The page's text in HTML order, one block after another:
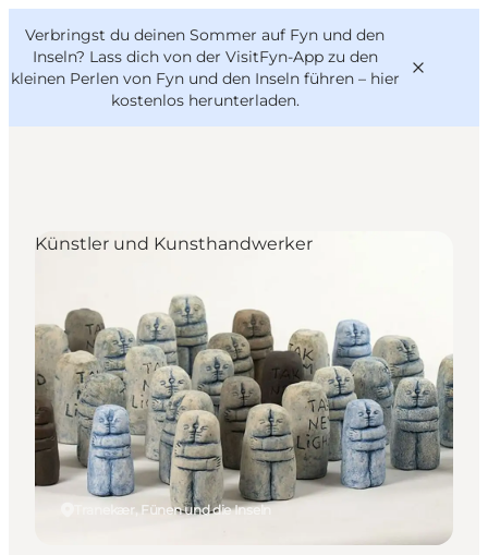
Verbringst du deinen Sommer auf Fyn und den
Inseln? Lass dich von der VisitFyn-App zu den
kleinen Perlen von Fyn und den Inseln führen – hier
kostenlos herunterladen.
Reise Ideen
Essen & trinken
Übernachtung
VisitFyn
Deutsch
Tranekær, Fünen und die Inseln
Künstler und Kunsthandwerker